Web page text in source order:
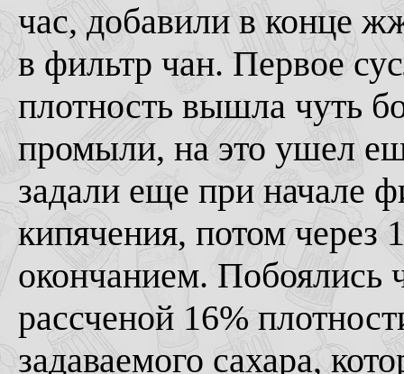
час, добавили в конце
в фильтр чан. Первое
плотность вышла чуть
промыли, на это ушел
задали еще при начале
кипячения, потом
окончанием. Побоялись
рассченой 16%
задаваемого сахара,